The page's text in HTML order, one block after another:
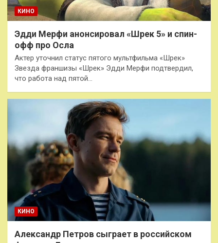
КИНО
Эдди Мерфи анонсировал «Шрек 5» и спин-
офф про Осла
Актер уточнил статус пятого мультфильма «Шрек»
Звезда франшизы «Шрек» Эдди Мерфи подтвердил,
что работа над пятой…
КИНО
Александр Петров сыграет в российском